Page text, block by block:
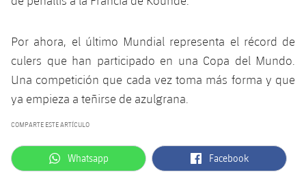
Por ahora, el último Mundial representa el récord de
culers que han participado en una Copa del Mundo.
Una competición que cada vez toma más forma y que
ya empieza a teñirse de azulgrana.
COMPARTE ESTE ARTÍCULO
label.aria.whatsapp
Whatsapp label.aria.facebook
Facebook